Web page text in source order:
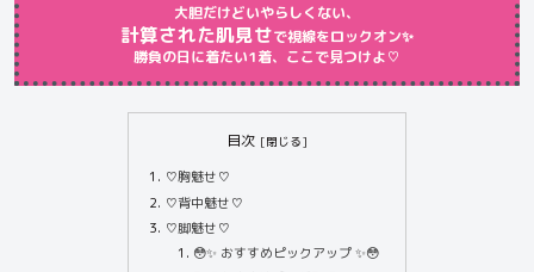
大胆だけどいやらしくない、
計算された肌見せで視線をロックオン✨
勝負の日に着たい1着、ここで見つけよ♡
目次
♡胸魅せ♡
♡背中魅せ♡
♡脚魅せ♡
😳✨ おすすめピックアップ ✨😳